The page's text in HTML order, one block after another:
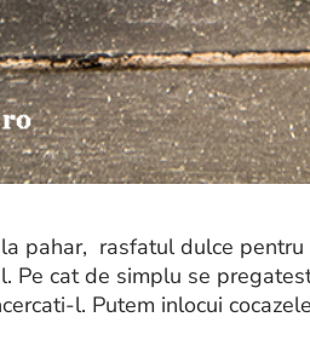
pahar, rasfatul dulce
Pe cat de simplu se
l. Putem inlocui